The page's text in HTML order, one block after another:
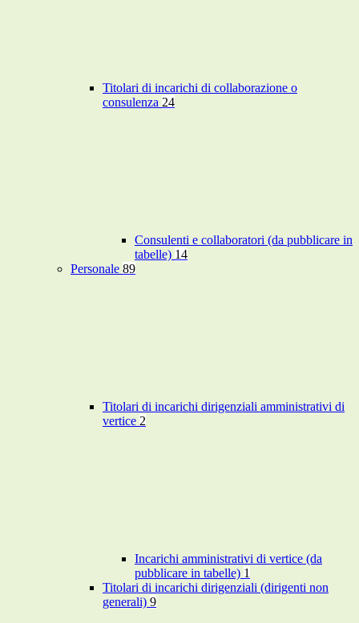
Titolari di incarichi di collaborazione o
consulenza 24
Consulenti e collaboratori (da pubblicare in
tabelle) 14
Personale 89
Titolari di incarichi dirigenziali amministrativi di
vertice 2
Incarichi amministrativi di vertice (da
pubblicare in tabelle) 1
Titolari di incarichi dirigenziali (dirigenti non
generali) 9